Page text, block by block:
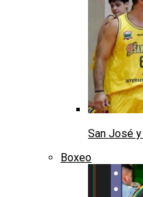
San José
Boxeo